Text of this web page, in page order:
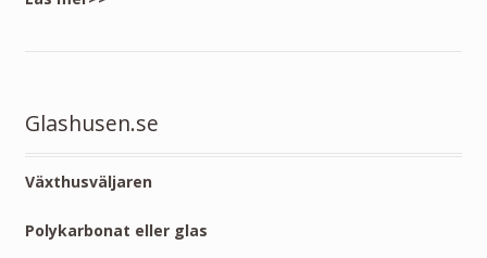
Glashusen.se
Växthusväljaren
Polykarbonat eller glas